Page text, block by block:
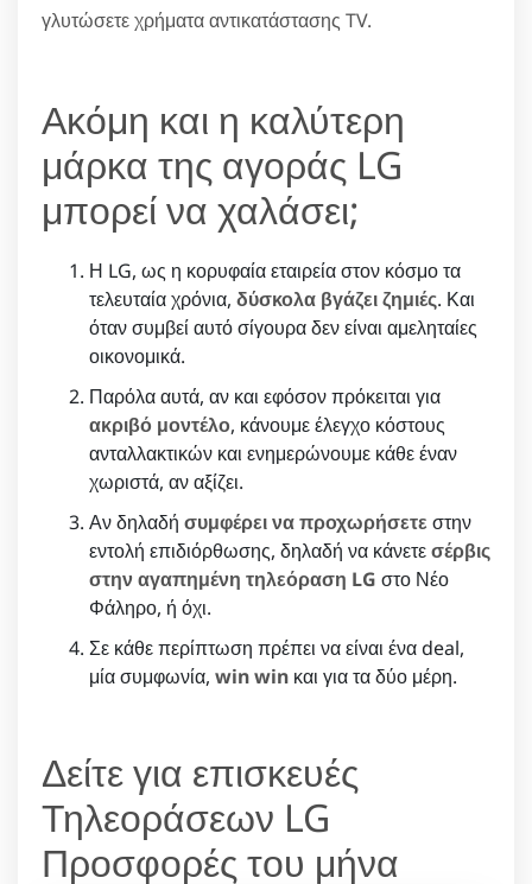
γλυτώσετε χρήματα αντικατάστασης TV.
Ακόμη και η καλύτερη
μάρκα της αγοράς LG
μπορεί να χαλάσει;
Η LG, ως η κορυφαία εταιρεία στον κόσμο τα
τελευταία χρόνια, δύσκολα βγάζει ζημιές. Και
όταν συμβεί αυτό σίγουρα δεν είναι αμεληταίες
οικονομικά.
Παρόλα αυτά, αν και εφόσον πρόκειται για
ακριβό μοντέλο, κάνουμε έλεγχο κόστους
ανταλλακτικών και ενημερώνουμε κάθε έναν
χωριστά, αν αξίζει.
Αν δηλαδή συμφέρει να προχωρήσετε στην
εντολή επιδιόρθωσης, δηλαδή να κάνετεσέρβις
στην αγαπημένη τηλεόραση LG στο Νέο
Φάληρο, ή όχι.
Σε κάθε περίπτωση πρέπει να είναι ένα deal,
μία συμφωνία, win win και για τα δύο μέρη.
Δείτε για επισκευές
Τηλεοράσεων LG
Προσφορές του μήνα